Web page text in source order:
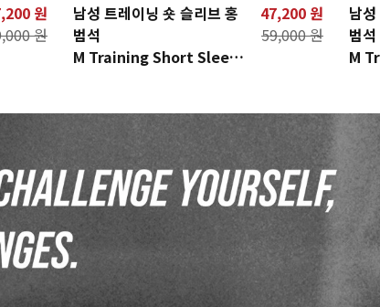
원
원
남성 트레이닝 숏 슬리브 홍
범석
M Training Short Sleeve
47,200 원
59,000 원
남
범석
M